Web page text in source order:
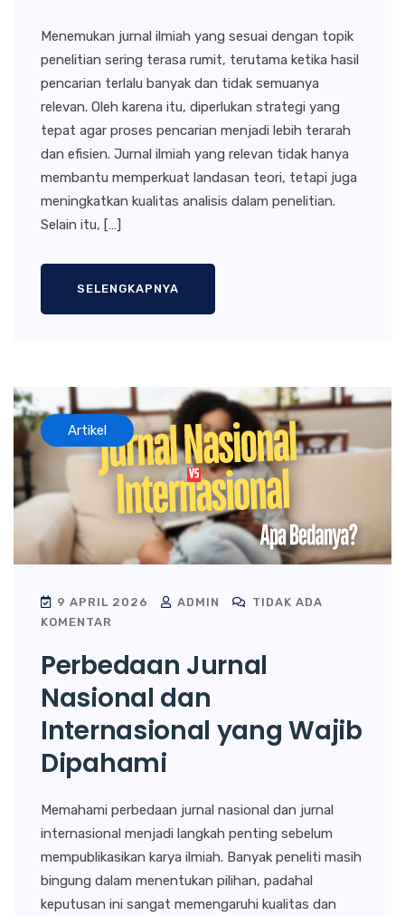
Menemukan jurnal ilmiah yang sesuai dengan topik
penelitian sering terasa rumit, terutama ketika hasil
pencarian terlalu banyak dan tidak semuanya
relevan. Oleh karena itu, diperlukan strategi yang
tepat agar proses pencarian menjadi lebih terarah
dan efisien. Jurnal ilmiah yang relevan tidak hanya
membantu memperkuat landasan teori, tetapi juga
meningkatkan kualitas analisis dalam penelitian.
Selain itu, […]
SELENGKAPNYA
Artikel
9 APRIL 2026 ADMIN
TIDAK ADA
KOMENTAR
Perbedaan Jurnal
Nasional dan
Internasional yang Wajib
Dipahami
Memahami perbedaan jurnal nasional dan jurnal
internasional menjadi langkah penting sebelum
mempublikasikan karya ilmiah. Banyak peneliti masih
bingung dalam menentukan pilihan, padahal
keputusan ini sangat memengaruhi kualitas dan